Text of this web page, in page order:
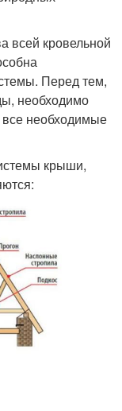
всей кровельной
Перед тем,
необходимо
все необходимые
крыши,